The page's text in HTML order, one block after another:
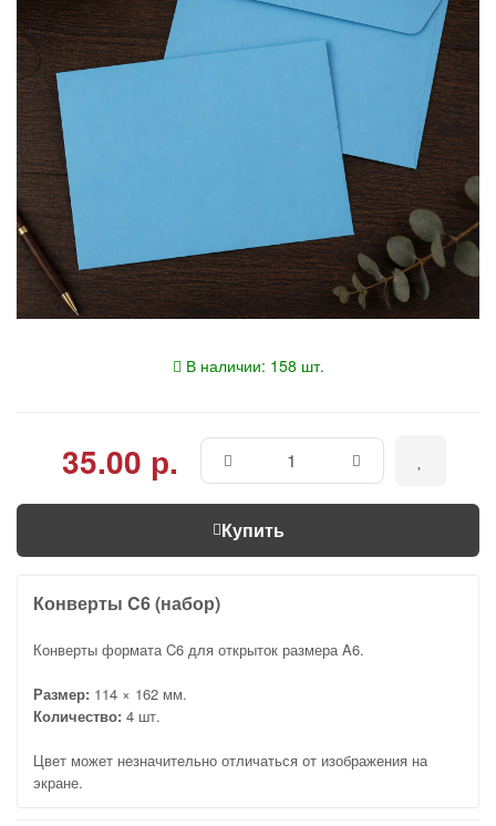
В наличии: 158 шт.
35.00 р.
Купить
Конверты C6 (набор)
Конверты формата C6 для открыток размера A6.
Размер: 114 × 162 мм.
Количество: 4 шт.
Цвет может незначительно отличаться от изображения на
экране.